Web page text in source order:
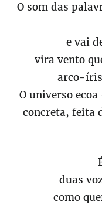
O som das
e vai
vira vento
arco-
O universo
concreta, feita
duas
como